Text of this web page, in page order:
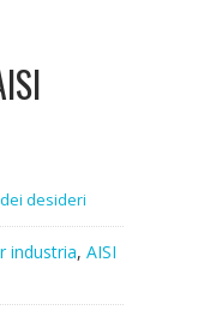
desideri
industria, AISI